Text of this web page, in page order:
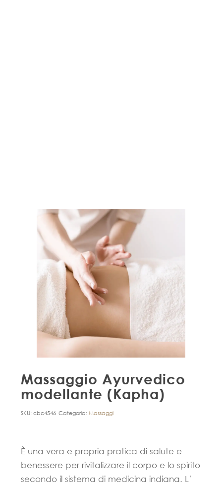
Massaggio Ayurvedico
modellante (Kapha)
SKU:cbc4546 Categoria:Massaggi
È una vera e propria pratica di salute e
benessere per rivitalizzare il corpo e lo spirito
secondo il sistema di medicina indiana. L’